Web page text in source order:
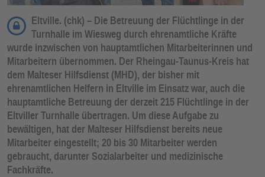
Eltville. (chk) – Die Betreuung der Flüchtlinge in der
Turnhalle im Wiesweg durch ehrenamtliche Kräfte
wurde inzwischen von hauptamtlichen Mitarbeiterinnen und
Mitarbeitern übernommen. Der Rheingau-Taunus-Kreis hat
dem Malteser Hilfsdienst (MHD), der bisher mit
ehrenamtlichen Helfern in Eltville im Einsatz war, auch die
hauptamtliche Betreuung der derzeit 215 Flüchtlinge in der
Eltviller Turnhalle übertragen. Um diese Aufgabe zu
bewältigen, hat der Malteser Hilfsdienst bereits neue
Mitarbeiter eingestellt; 20 bis 30 Mitarbeiter werden
gebraucht, darunter Sozialarbeiter und medizinische
Fachkräfte.